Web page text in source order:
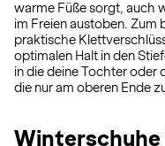
warme Füße sorgt, auch
im Freien austoben. Zum
praktische
optimalen Halt in den
in die deine Tochter oder
die nur am oberen Ende
Winterschuhe